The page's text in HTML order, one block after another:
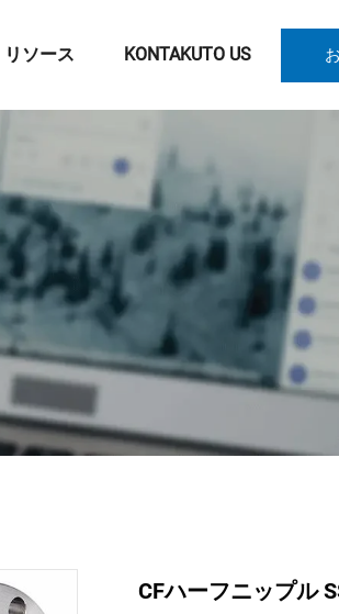
リソース KONTAKUTO US
CFハーフニップル